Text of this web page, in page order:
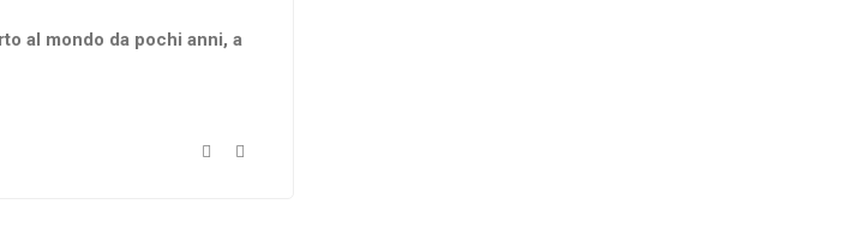
al mondo da pochi anni, a